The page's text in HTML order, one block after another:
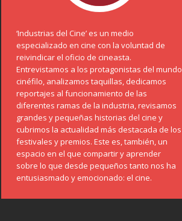
‘Industrias del Cine’ es un medio
especializado en cine con la voluntad de
reivindicar el oficio de cineasta.
Entrevistamos a los protagonistas del mundo
cinéfilo, analizamos taquillas, dedicamos
reportajes al funcionamiento de las
diferentes ramas de la industria, revisamos
grandes y pequeñas historias del cine y
cubrimos la actualidad más destacada de los
festivales y premios. Este es, también, un
espacio en el que compartir y aprender
sobre lo que desde pequeños tanto nos ha
entusiasmado y emocionado: el cine.